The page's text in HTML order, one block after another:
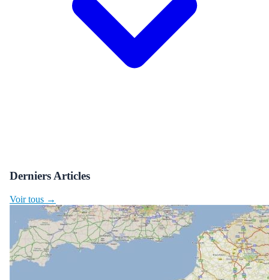
Derniers Articles
Voir tous →